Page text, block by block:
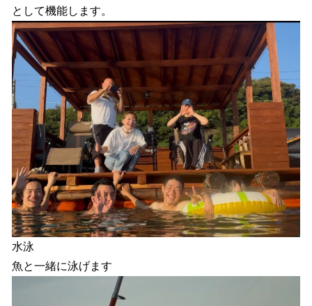
として機能します。
水泳
魚と一緒に泳げます